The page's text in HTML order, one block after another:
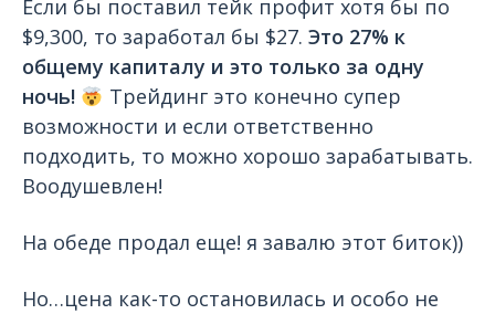
Если бы поставил тейк профит хотя бы по
$9,300, то заработал бы $27. Это 27% к
общему капиталу и это только за одну
ночь!
Трейдинг это конечно супер
возможности и если ответственно
подходить, то можно хорошо зарабатывать.
Воодушевлен!
На обеде продал еще! я завалю этот биток))
Но…цена как-то остановилась и особо не